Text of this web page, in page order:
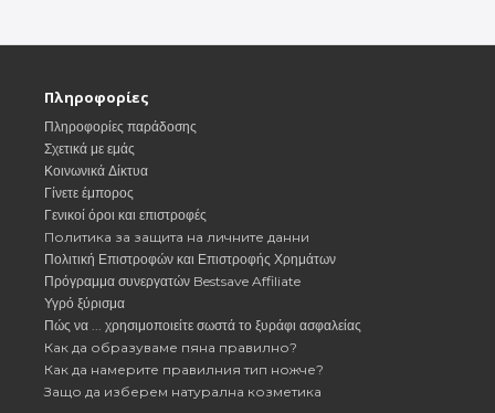
Πληροφορίες
Πληροφορίες παράδοσης
Σχετικά με εμάς
Κοινωνικά Δίκτυα
Γίνετε έμπορος
Γενικοί όροι και επιστροφές
Политика за защита на личните данни
Πολιτική Επιστροφών και Επιστροφής Χρημάτων
Πρόγραμμα συνεργατών Bestsave Affiliate
Υγρό ξύρισμα
Πώς να ... χρησιμοποιείτε σωστά το ξυράφι ασφαλείας
Как да образуваме пяна правилно?
Как да намерите правилния тип ножче?
Защо да изберем натурална козметика